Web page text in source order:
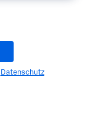
Datenschutz